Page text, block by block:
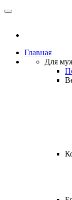
Главная
Для